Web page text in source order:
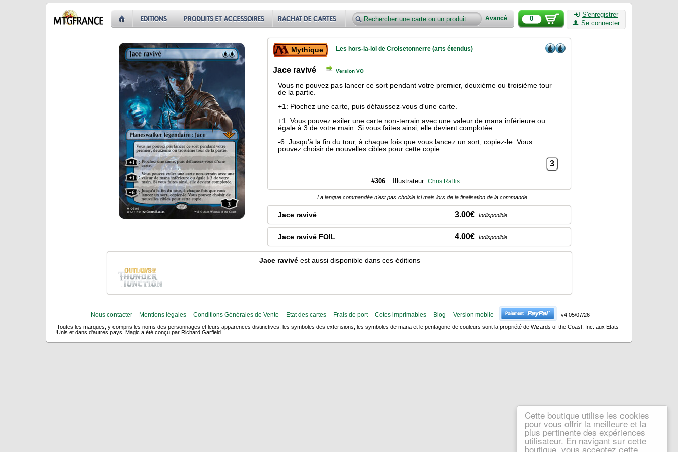
Cette boutique utilise les cookies
pour vous offrir la meilleure et la
plus pertinente des expériences
utilisateur. En navigant sur cette
boutique, vous acceptez cette
Avancé 0
S'enregistrer
Se connecter
Mythique Les hors-la-loi de Croisetonnerre (arts étendus)
Jace ravivé Version VO
Vous ne pouvez pas lancer ce sort pendant votre premier, deuxième ou troisième tour
de la partie.
+1: Piochez une carte, puis défaussez-vous d'une carte.
+1: Vous pouvez exiler une carte non-terrain avec une valeur de mana inférieure ou
égale à 3 de votre main. Si vous faites ainsi, elle devient complotée.
-6: Jusqu'à la fin du tour, à chaque fois que vous lancez un sort, copiez-le. Vous
pouvez choisir de nouvelles cibles pour cette copie.
3
#306 Illustrateur: Chris Rallis
La langue commandée n'est pas choisie ici mais lors de la finalisation de la commande
Jace ravivé 3.00€ Indisponible
Jace ravivé FOIL 4.00€ Indisponible
Jace ravivéest aussi disponible dans ces éditions
Nous contacter Mentions légales Conditions Générales de Vente Etat des cartes Frais de port Cotes imprimables Blog Version mobile
v4 05/07/26
Toutes les marques, y compris les noms des personnages et leurs apparences distinctives, les symboles des extensions, les symboles de mana et le pentagone de couleurs sont la propriété de Wizards of the Coast, Inc. aux Etats-
Unis et dans d'autres pays. Magic a été conçu par Richard Garfield.